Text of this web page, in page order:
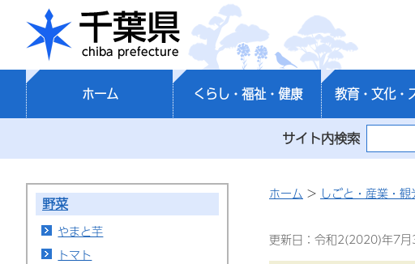
千葉県
ホーム くらし・福祉・健康 教育・文化・
サイト内検索
野菜
やまと芋
トマト
ホーム > しごと・産業・観
更新日：令和2(2020)年7